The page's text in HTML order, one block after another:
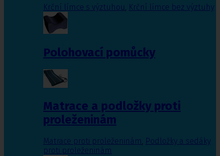
Krční límce s výztuhou Krční límce bez výztuhy
Polohovací pomůcky
Matrace a podložky proti
proleženinám
Matrace proti proleženinám, Podložky a sedáky
proti proleženinám